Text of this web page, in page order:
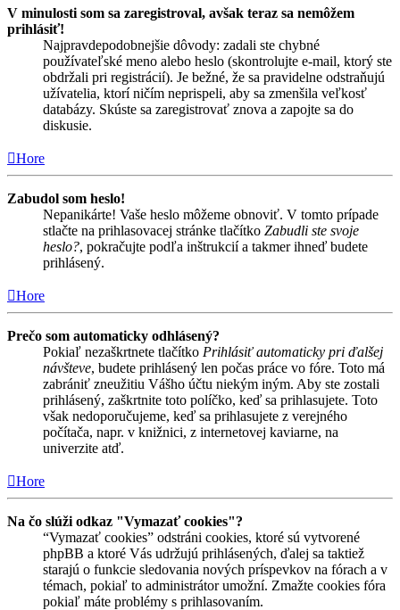
V minulosti som sa zaregistroval, avšak teraz sa nemôžem
prihlásiť!
Najpravdepodobnejšie dôvody: zadali ste chybné
používateľské meno alebo heslo (skontrolujte e-mail, ktorý ste
obdržali pri registrácií). Je bežné, že sa pravidelne odstraňujú
užívatelia, ktorí ničím neprispeli, aby sa zmenšila veľkosť
databázy. Skúste sa zaregistrovať znova a zapojte sa do
diskusie.
Hore
Zabudol som heslo!
Nepanikárte! Vaše heslo môžeme obnoviť. V tomto prípade
stlačte na prihlasovacej stránke tlačítko Zabudli ste svoje
heslo?, pokračujte podľa inštrukcií a takmer ihneď budete
prihlásený.
Hore
Prečo som automaticky odhlásený?
Pokiaľ nezaškrtnete tlačítko Prihlásiť automaticky pri ďalšej
návšteve, budete prihlásený len počas práce vo fóre. Toto má
zabrániť zneužitiu Vášho účtu niekým iným. Aby ste zostali
prihlásený, zaškrtnite toto políčko, keď sa prihlasujete. Toto
však nedoporučujeme, keď sa prihlasujete z verejného
počítača, napr. v knižnici, z internetovej kaviarne, na
univerzite atď.
Hore
Na čo slúži odkaz "Vymazať cookies"?
“Vymazať cookies” odstráni cookies, ktoré sú vytvorené
phpBB a ktoré Vás udržujú prihlásených, ďalej sa taktiež
starajú o funkcie sledovania nových príspevkov na fórach a v
témach, pokiaľ to administrátor umožní. Zmažte cookies fóra
pokiaľ máte problémy s prihlasovaním.